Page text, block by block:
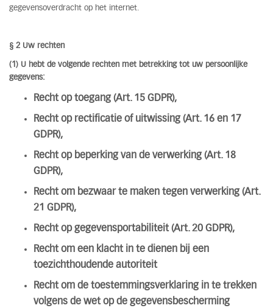
gegevensoverdracht op het internet.
§ 2 Uw rechten
(1) U hebt de volgende rechten met betrekking tot uw persoonlijke
gegevens:
Recht op toegang (Art. 15 GDPR),
Recht op rectificatie of uitwissing (Art. 16 en 17
GDPR),
Recht op beperking van de verwerking (Art. 18
GDPR),
Recht om bezwaar te maken tegen verwerking (Art.
21 GDPR),
Recht op gegevensportabiliteit (Art. 20 GDPR),
Recht om een klacht in te dienen bij een
toezichthoudende autoriteit
Recht om de toestemmingsverklaring in te trekken
volgens de wet op de gegevensbescherming